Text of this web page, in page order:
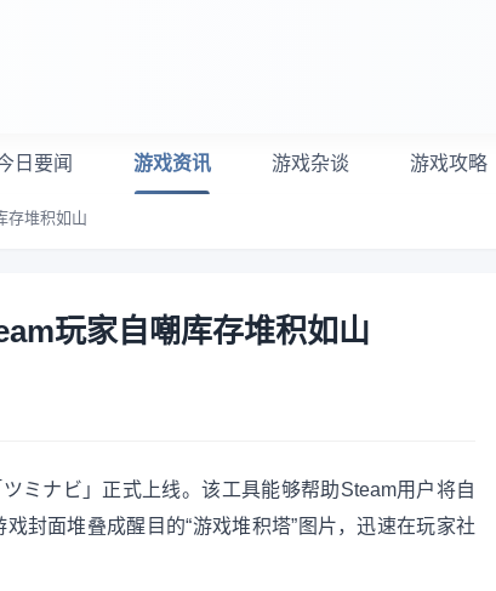
日要闻 游戏资讯 游戏杂谈 游戏攻略
存堆积如山
玩家自嘲库存堆积如山
ナビ」正式上线。该工具能够帮助Steam用户将自
封面堆叠成醒目的“游戏堆积塔”图片，迅速在玩家社